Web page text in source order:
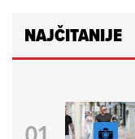
NAJČITANIJE